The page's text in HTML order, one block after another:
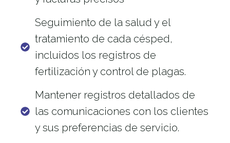
Seguimiento de la salud y el
tratamiento de cada césped,
incluidos los registros de
fertilización y control de plagas.
Mantener registros detallados de
las comunicaciones con los clientes
y sus preferencias de servicio.